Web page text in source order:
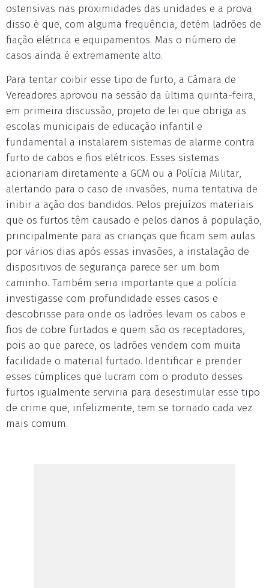
ostensivas nas proximidades das unidades e a prova
disso é que, com alguma frequência, detém ladrões de
fiação elétrica e equipamentos. Mas o número de
casos ainda é extremamente alto.
Para tentar coibir esse tipo de furto, a Câmara de
Vereadores aprovou na sessão da última quinta-feira,
em primeira discussão, projeto de lei que obriga as
escolas municipais de educação infantil e
fundamental a instalarem sistemas de alarme contra
furto de cabos e fios elétricos. Esses sistemas
acionariam diretamente a GCM ou a Polícia Militar,
alertando para o caso de invasões, numa tentativa de
inibir a ação dos bandidos. Pelos prejuízos materiais
que os furtos têm causado e pelos danos à população,
principalmente para as crianças que ficam sem aulas
por vários dias após essas invasões, a instalação de
dispositivos de segurança parece ser um bom
caminho. Também seria importante que a polícia
investigasse com profundidade esses casos e
descobrisse para onde os ladrões levam os cabos e
fios de cobre furtados e quem são os receptadores,
pois ao que parece, os ladrões vendem com muita
facilidade o material furtado. Identificar e prender
esses cúmplices que lucram com o produto desses
furtos igualmente serviria para desestimular esse tipo
de crime que, infelizmente, tem se tornado cada vez
mais comum.